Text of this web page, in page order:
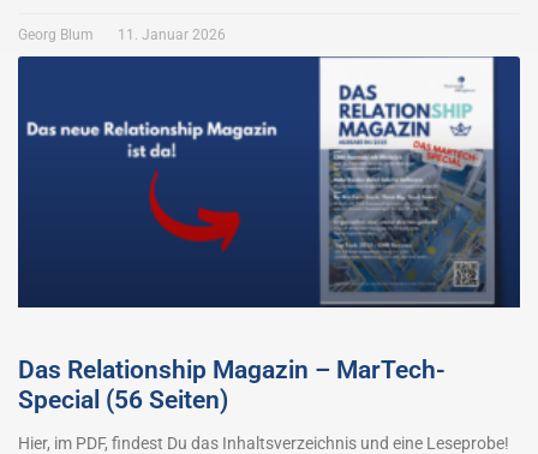
Georg Blum 11. Januar 2026
Das Relationship Magazin – MarTech-
Special (56 Seiten)
Hier, im PDF, findest Du das Inhaltsverzeichnis und eine Leseprobe!